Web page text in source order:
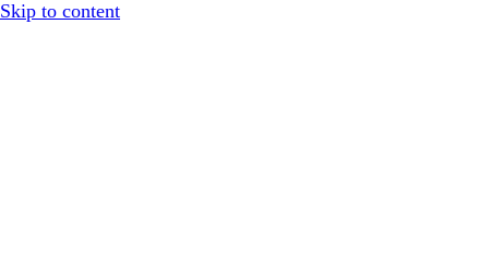
Skip to content